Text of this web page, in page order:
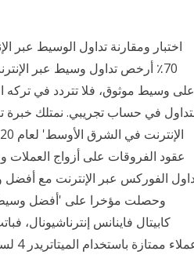
70٪ أرخص تداول وسيط عبر
على وسيط موثوق، فلا تتردد في تركه
كابيتال فاينانس